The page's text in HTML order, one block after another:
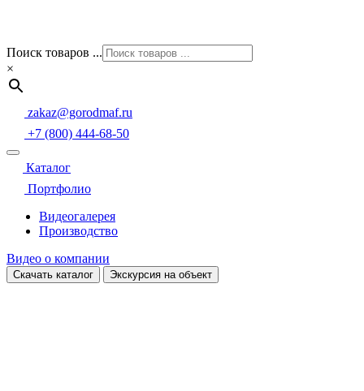
Поиск товаров ...
×
zakaz@gorodmaf.ru
+7 (800) 444-68-50
Каталог
Портфолио
Видеогалерея
Производство
Видео о компании
Скачать каталог Экскурсия на объект